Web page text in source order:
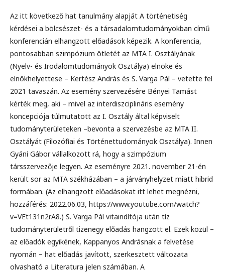
Az itt következő hat tanulmány alapját A történetiség
kérdései a bölcsészet- és a társadalomtudományokban című
konferencián elhangzott előadások képezik. A konferencia,
pontosabban szimpózium ötletét az MTA I. Osztályának
(Nyelv- és Irodalomtudományok Osztálya) elnöke és
elnökhelyettese – Kertész András és S. Varga Pál – vetette fel
2021 tavaszán. Az esemény szervezésére Bényei Tamást
kérték meg, aki – mivel az interdiszciplináris esemény
koncepciója túlmutatott az I. Osztály által képviselt
tudományterületeken –bevonta a szervezésbe az MTA II.
Osztályát (Filozófiai és Történettudományok Osztálya). Innen
Gyáni Gábor vállalkozott rá, hogy a szimpózium
társszervezője legyen. Az eseményre 2021. november 21-én
került sor az MTA székházában – a járványhelyzet miatt hibrid
formában. (Az elhangzott előadásokat itt lehet megnézni,
hozzáférés: 2022.06.03, https://www.youtube.com/watch?
v=VEt131n2rA8.) S. Varga Pál vitaindítója után tíz
tudományterületről tizenegy előadás hangzott el. Ezek közül –
az előadók egyikének, Kappanyos Andrásnak a felvetése
nyomán – hat előadás javított, szerkesztett változata
olvasható a Literatura jelen számában. A